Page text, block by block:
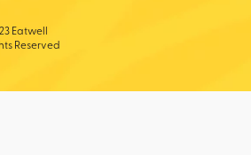
Eatwell
Reserved